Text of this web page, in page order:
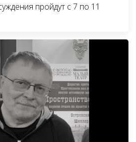
пройдут с 7 по 11